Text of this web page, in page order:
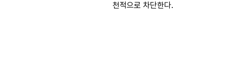
천적으로 차단한다.